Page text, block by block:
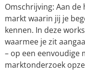
Omschrijving: Aan de
markt waarin jij je
kennen. In deze
waarmee je zit
– op een eenvoudige
marktonderzoek